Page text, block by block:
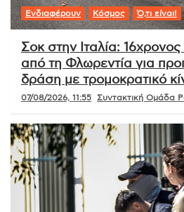
Ενδιαφέρουν Κόσμος Ό,τι είναι!
Σοκ στην Ιταλία:
από τη Φλωρεντία για
δράση με τρομοκρατικό
07/08/2026, 11:55 Συντακτική Ομάδα